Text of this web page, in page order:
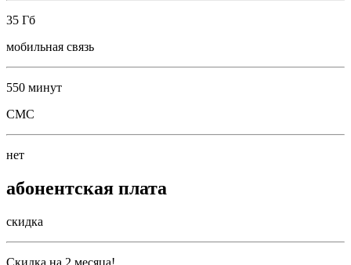
35 Гб
мобильная связь
550 минут
СМС
нет
абонентская плата
скидка